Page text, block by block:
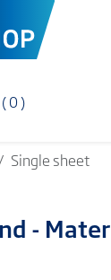
Shopping Cart
( 0 )
Single sheet
-